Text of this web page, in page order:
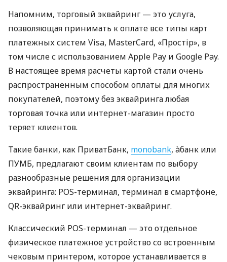
Напомним, торговый эквайринг — это услуга,
позволяющая принимать к оплате все типы карт
платежных систем Visa, MasterCard, «Простір», в
том числе с использованием Apple Pay и Google Pay.
В настоящее время расчеты картой стали очень
распространенным способом оплаты для многих
покупателей, поэтому без эквайринга любая
торговая точка или интернет-магазин просто
теряет клиентов.
Такие банки, как ПриватБанк, monobank, àбанк или
ПУМБ, предлагают своим клиентам по выбору
разнообразные решения для организации
эквайринга: POS-терминал, терминал в смартфоне,
QR-эквайринг или интернет-эквайринг.
Классический POS-терминал — это отдельное
физическое платежное устройство со встроенным
чековым принтером, которое устанавливается в